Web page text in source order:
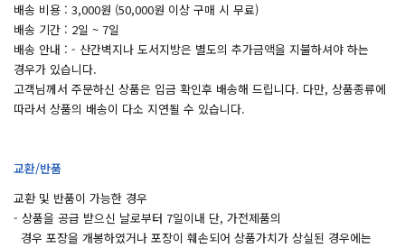
배송 비용 : 3,000원 (50,000원 이상 구매 시 무료)
배송 기간 : 2일 ~ 7일
배송 안내 : - 산간벽지나 도서지방은 별도의 추가금액을 지불하셔야 하는
경우가 있습니다.
고객님께서 주문하신 상품은 입금 확인후 배송해 드립니다. 다만, 상품종류에
따라서 상품의 배송이 다소 지연될 수 있습니다.
교환/반품
교환 및 반품이 가능한 경우
- 상품을 공급 받으신 날로부터 7일이내 단, 가전제품의
경우 포장을 개봉하였거나 포장이 훼손되어 상품가치가 상실된 경우에는